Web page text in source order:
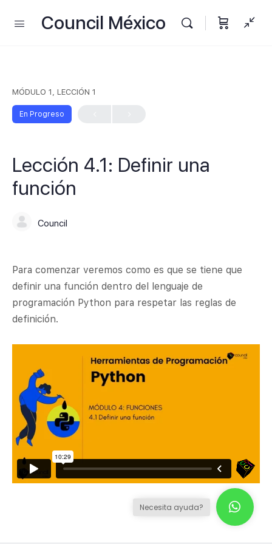
Council México
MÓDULO 1, LECCIÓN 1
En Progreso
Lección 4.1: Definir una
función
Council
Para comenzar veremos como es que se tiene que
definir una función dentro del lenguaje de
programación Python para respetar las reglas de
definición.
Necesita ayuda?